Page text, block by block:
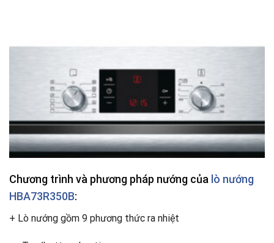
Chương trình và phương pháp nướng của lò nướng
HBA73R350B:
+ Lò nướng gồm 9 phương thức ra nhiệt